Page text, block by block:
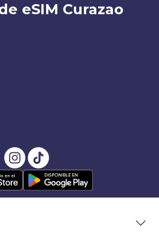
eSIM Curazao